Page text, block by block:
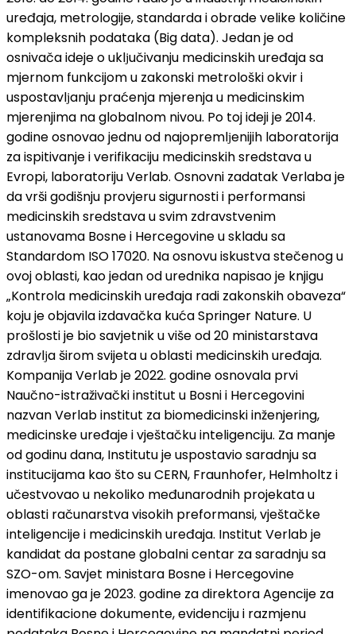
uređaja, metrologije, standarda i obrade velike količine
kompleksnih podataka (Big data). Jedan je od
osnivača ideje o uklјučivanju medicinskih uređaja sa
mjernom funkcijom u zakonski metrološki okvir i
uspostavlјanju praćenja mjerenja u medicinskim
mjerenjima na globalnom nivou. Po toj ideji je 2014.
godine osnovao jednu od najopremlјenijih laboratorija
za ispitivanje i verifikaciju medicinskih sredstava u
Evropi, laboratoriju Verlab. Osnovni zadatak Verlaba je
da vrši godišnju provjeru sigurnosti i performansi
medicinskih sredstava u svim zdravstvenim
ustanovama Bosne i Hercegovine u skladu sa
Standardom ISO 17020. Na osnovu iskustva stečenog u
ovoj oblasti, kao jedan od urednika napisao je knjigu
„Kontrola medicinskih uređaja radi zakonskih obaveza“
koju je objavila izdavačka kuća Springer Nature. U
prošlosti je bio savjetnik u više od 20 ministarstava
zdravlјa širom svijeta u oblasti medicinskih uređaja.
Kompanija Verlab je 2022. godine osnovala prvi
Naučno-istraživački institut u Bosni i Hercegovini
nazvan Verlab institut za biomedicinski inženjering,
medicinske uređaje i vještačku inteligenciju. Za manje
od godinu dana, Institutu je uspostavio saradnju sa
institucijama kao što su CERN, Fraunhofer, Helmholtz i
učestvovao u nekoliko međunarodnih projekata u
oblasti računarstva visokih preformansi, vještačke
inteligencije i medicinskih uređaja. Institut Verlab je
kandidat da postane globalni centar za saradnju sa
SZO-om. Savjet ministara Bosne i Hercegovine
imenovao ga je 2023. godine za direktora Agencije za
identifikacione dokumente, evidenciju i razmjenu